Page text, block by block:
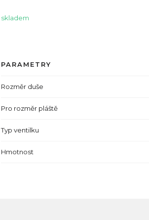
skladem
PARAMETRY
Rozměr duše
Pro rozměr pláště
Typ ventilku
Hmotnost